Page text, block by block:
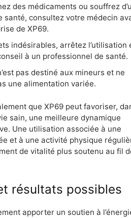
des médicaments ou souffrez
santé, consultez votre médecin
de XP69.
indésirables, arrêtez l’utilisation
à un professionnel de santé.
pas destiné aux mineurs et ne
une alimentation variée.
que XP69 peut favoriser,
sain, une meilleure dynamique
Une utilisation associée à une
et à une activité physique
de vitalité plus soutenu au fil
résultats possibles
apporter un soutien à